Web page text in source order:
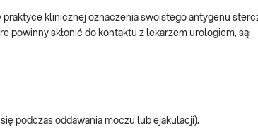
klinicznej oznaczenia swoistego antygenu
powinny skłonić do kontaktu z lekarzem urologiem, są:
podczas oddawania moczu lub ejakulacji).